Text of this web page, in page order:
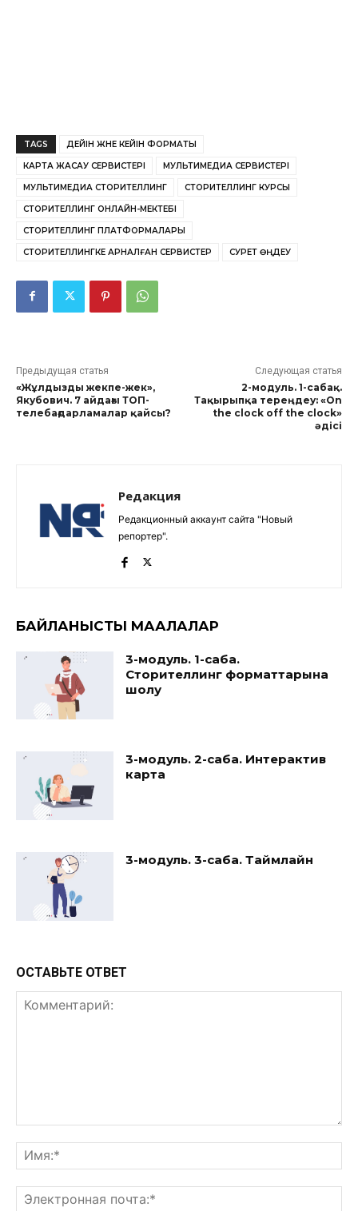
TAGS ДЕЙІН ЖӘНЕ КЕЙІН ФОРМАТЫ
КАРТА ЖАСАУ СЕРВИСТЕРІ МУЛЬТИМЕДИА СЕРВИСТЕРІ
МУЛЬТИМЕДИА СТОРИТЕЛЛИНГ СТОРИТЕЛЛИНГ КУРСЫ
СТОРИТЕЛЛИНГ ОНЛАЙН-МЕКТЕБІ
СТОРИТЕЛЛИНГ ПЛАТФОРМАЛАРЫ
СТОРИТЕЛЛИНГКЕ АРНАЛҒАН СЕРВИСТЕР СУРЕТ ӨҢДЕУ
Предыдущая статья
«Жұлдызды жекпе-жек»,
Якубович. 7 айдағы ТОП-
телебағдарламалар қайсы?
Следующая статья
2-модуль. 1-сабақ.
Тақырыпқа тереңдеу: «On
the clock off the clock»
әдісі
Редакция
Редакционный аккаунт сайта "Новый
репортер".
БАЙЛАНЫСТЫ МАҚАЛАЛАР
3-модуль. 1-сабақ.
Сторителлинг форматтарына
шолу
3-модуль. 2-сабақ. Интерактив
карта
3-модуль. 3-сабақ. Таймлайн
ОСТАВЬТЕ ОТВЕТ